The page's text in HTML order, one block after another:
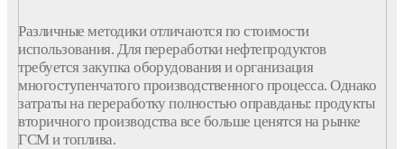
Различные методики отличаются по стоимости
использования. Для переработки нефтепродуктов
требуется закупка оборудования и организация
многоступенчатого производственного процесса. Однако
затраты на переработку полностью оправданы: продукты
вторичного производства все больше ценятся на рынке
ГСМ и топлива.